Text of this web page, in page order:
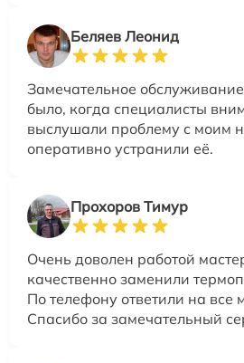
Беляев Леонид
Замечательное
было, когда специалисты
выслушали проблему с моим
оперативно устранили её.
Прохоров Тимур
Очень доволен работой
качественно заменили
По телефону ответили на все
Спасибо за замечательный